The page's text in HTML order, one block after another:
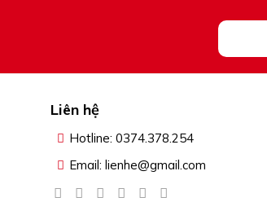
Liên hệ
Hotline: 0374.378.254
Email: lienhe@gmail.com